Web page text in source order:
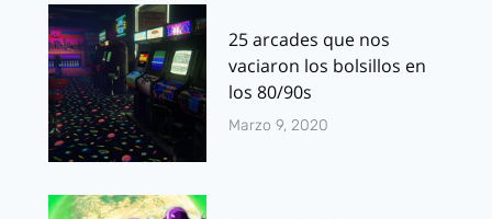
25 arcades que nos
vaciaron los bolsillos en
los 80/90s
Marzo 9, 2020